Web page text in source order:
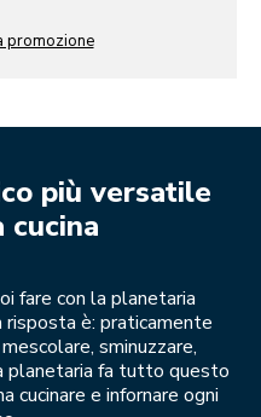
promozione
più versatile
fare con la planetaria
è: praticamente
sminuzzare,
planetaria fa tutto questo
cucinare e infornare ogni